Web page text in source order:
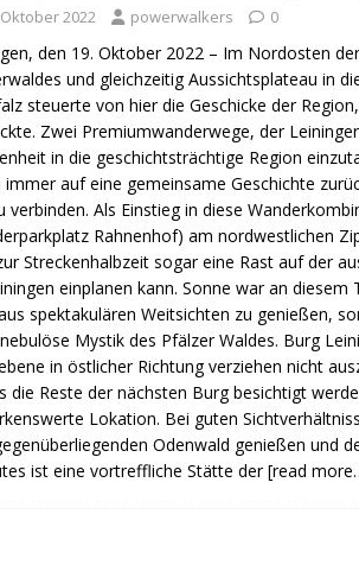
2022 powerwalkers 0
den 19. Oktober 2022 – Im Nordosten
und gleichzeitig Aussichtsplateau in
steuerte von hier die Geschicke der
Zwei Premiumwanderwege, der
in die geschichtsträchtige Region
immer auf eine gemeinsame Geschichte
verbinden. Als Einstieg in diese
Rahnenhof) am nordwestlichen
Streckenhalbzeit sogar eine Rast auf der
einplanen kann. Sonne war an
spektakulären Weitsichten zu genießen,
Mystik des Pfälzer Waldes. Burg
in östlicher Richtung verziehen nicht
die Reste der nächsten Burg besichtigt
Lokation. Bei guten
Odenwald genießen und
ist eine vortreffliche Stätte der[read